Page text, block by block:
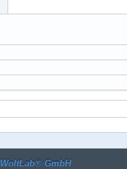
WoltLab® GmbH